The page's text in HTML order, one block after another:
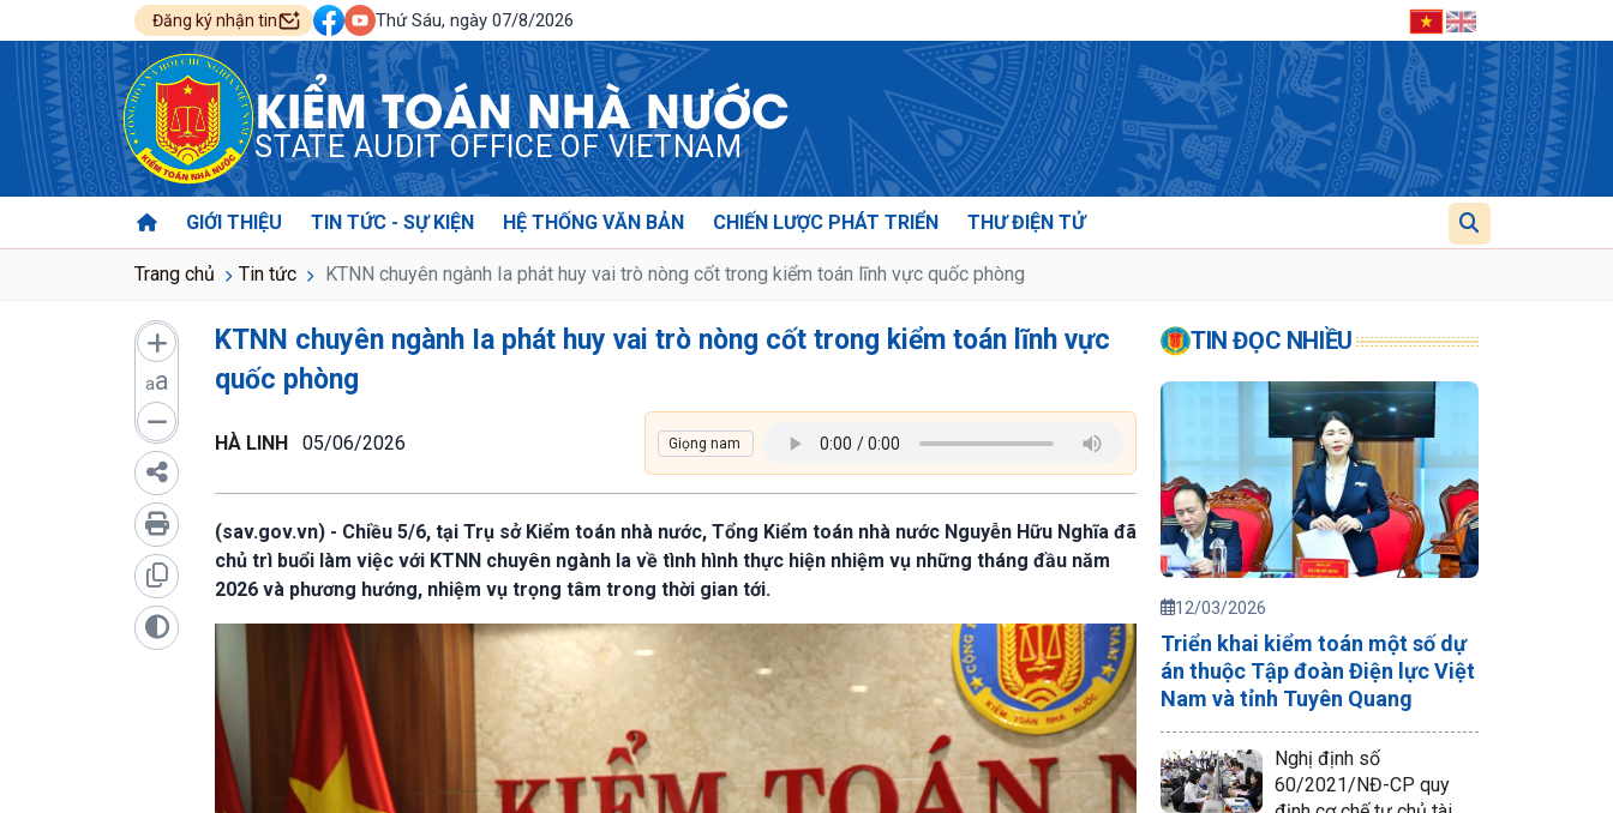
Đăng ký nhận tin Thứ Sáu, ngày 07/8/2026
KIỂM TOÁN NHÀ NƯỚC
STATE AUDIT OFFICE OF VIETNAM
GIỚI THIỆU TIN TỨC - SỰ KIỆN HỆ THỐNG VĂN BẢN CHIẾN LƯỢC PHÁT TRIỂN THƯ ĐIỆN TỬ
Trang chủ Tin tức KTNN chuyên ngành Ia phát huy vai trò nòng cốt trong kiểm toán lĩnh vực quốc phòng
aa
KTNN chuyên ngành Ia phát huy vai trò nòng cốt trong kiểm toán lĩnh vực
quốc phòng
HÀ LINH 05/06/2026
(sav.gov.vn) - Chiều 5/6, tại Trụ sở Kiểm toán nhà nước, Tổng Kiểm toán nhà nước Nguyễn Hữu Nghĩa đã
chủ trì buổi làm việc với KTNN chuyên ngành Ia về tình hình thực hiện nhiệm vụ những tháng đầu năm
2026 và phương hướng, nhiệm vụ trọng tâm trong thời gian tới.
TIN ĐỌC NHIỀU
12/03/2026
Triển khai kiểm toán một số dự
án thuộc Tập đoàn Điện lực Việt
Nam và tỉnh Tuyên Quang
Nghị định số
60/2021/NĐ-CP quy